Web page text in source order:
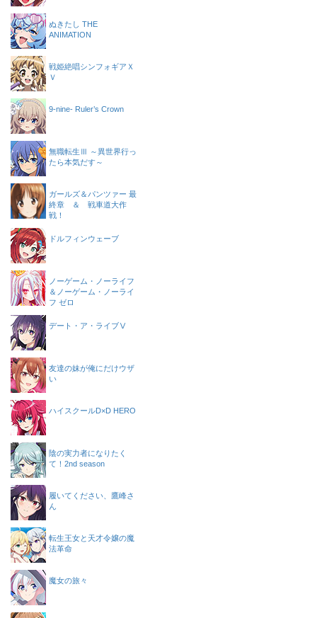
ぬきたし THE
ANIMATION
戦姫絶唱シンフォギアＸ
Ｖ
9-nine- Ruler’s Crown
無職転生Ⅲ ～異世界行っ
たら本気だす～
ガールズ＆パンツァー 最
終章 ＆ 戦車道大作
戦！
ドルフィンウェーブ
ノーゲーム・ノーライフ
＆ノーゲーム・ノーライ
フ ゼロ
デート・ア・ライブⅤ
友達の妹が俺にだけウザ
い
ハイスクールD×D HERO
陰の実力者になりたく
て！2nd season
履いてください、鷹峰さ
ん
転生王女と天才令嬢の魔
法革命
魔女の旅々